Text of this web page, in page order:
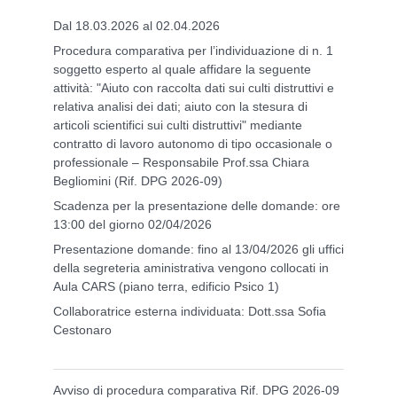
Dal 18.03.2026 al 02.04.2026
Procedura comparativa per l’individuazione di n. 1
soggetto esperto al quale affidare la seguente
attività: "Aiuto con raccolta dati sui culti distruttivi e
relativa analisi dei dati; aiuto con la stesura di
articoli scientifici sui culti distruttivi" mediante
contratto di lavoro autonomo di tipo occasionale o
professionale – Responsabile Prof.ssa Chiara
Begliomini (Rif. DPG 2026-09)
Scadenza per la presentazione delle domande: ore
13:00 del giorno 02/04/2026
Presentazione domande: fino al 13/04/2026 gli uffici
della segreteria aministrativa vengono collocati in
Aula CARS (piano terra, edificio Psico 1)
Collaboratrice esterna individuata: Dott.ssa Sofia
Cestonaro
Avviso di procedura comparativa Rif. DPG 2026-09